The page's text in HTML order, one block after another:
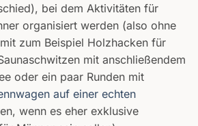
bei dem Aktivitäten für
organisiert werden (also ohne
zum Beispiel Holzhacken für
mit anschließendem
oder ein paar Runden mit
auf einer echten
wenn es eher exklusive